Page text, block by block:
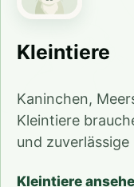
Kleintiere
Kaninchen,
Kleintiere
und zuverlässige
Kleintiere